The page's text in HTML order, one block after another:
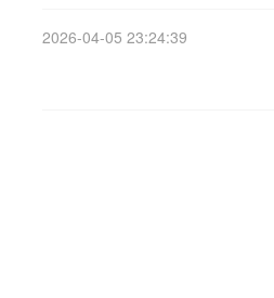
2026-04-05 23:24:39